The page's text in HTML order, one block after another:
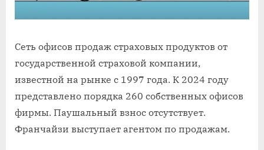
Сеть офисов продаж страховых продуктов от
государственной страховой компании,
известной на рынке с 1997 года. К 2024 году
представлено порядка 260 собственных офисов
фирмы. Паушальный взнос отсутствует.
Франчайзи выступает агентом по продажам.